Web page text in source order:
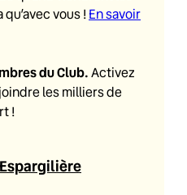
vous !En savoir
du Club. Activez
les milliers de
!